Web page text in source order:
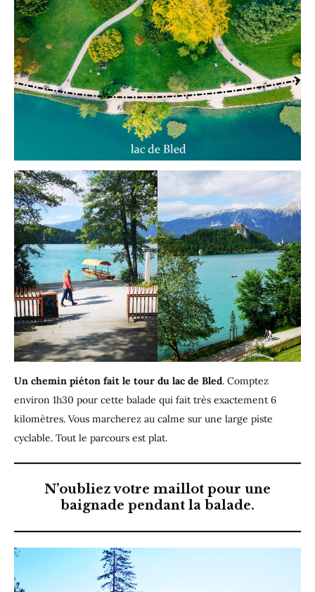
Un chemin piéton fait le tour du lac de Bled. Comptez
environ 1h30 pour cette balade qui fait très exactement 6
kilomètres. Vous marcherez au calme sur une large piste
cyclable. Tout le parcours est plat.
N’oubliez votre maillot pour une
baignade pendant la balade.